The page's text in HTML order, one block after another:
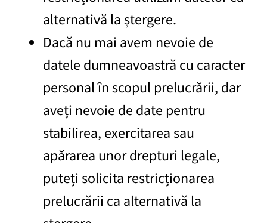
alternativă la ștergere.
Dacă nu mai avem nevoie de
datele dumneavoastră cu caracter
personal în scopul prelucrării, dar
aveți nevoie de date pentru
stabilirea, exercitarea sau
apărarea unor drepturi legale,
puteți solicita restricționarea
prelucrării ca alternativă la